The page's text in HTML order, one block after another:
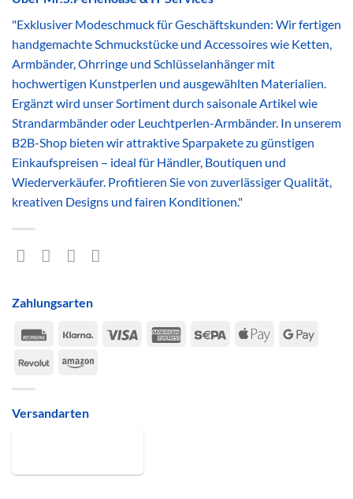
"Exklusiver Modeschmuck für Geschäftskunden: Wir fertigen
handgemachte Schmuckstücke und Accessoires wie Ketten,
Armbänder, Ohrringe und Schlüsselanhänger mit
hochwertigen Kunstperlen und ausgewählten Materialien.
Ergänzt wird unser Sortiment durch saisonale Artikel wie
Strandarmbänder oder Leuchtperlen-Armbänder. In unserem
B2B-Shop bieten wir attraktive Sparpakete zu günstigen
Einkaufspreisen – ideal für Händler, Boutiquen und
Wiederverkäufer. Profitieren Sie von zuverlässiger Qualität,
kreativen Designs und fairen Konditionen."
Zahlungsarten
Rechung
Klarna Visa
American Sepa
Apple
Google
RevolutAmazon
Versandarten